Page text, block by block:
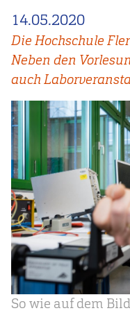
14.05.2020
Die Hochschule
Neben den
auch
So wie auf dem